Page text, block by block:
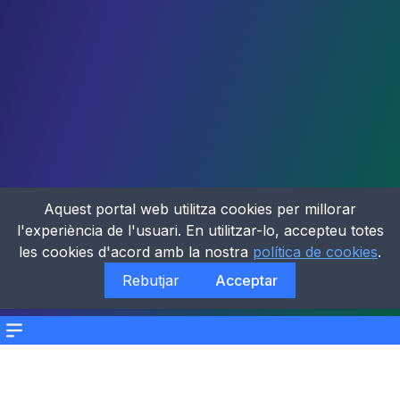
Menu
Aquest portal web utilitza cookies per millorar
l'experiència de l'usuari. En utilitzar-lo, accepteu totes
les cookies d'acord amb la nostra política de cookies.
Rebutjar
Acceptar